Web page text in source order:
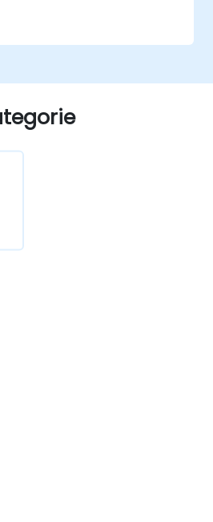
rozwoju opartego na